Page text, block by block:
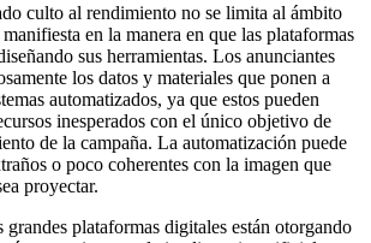
culto al rendimiento no se limita al ámbito
en la manera en que las plataformas
sus herramientas. Los anunciantes
los datos y materiales que ponen a
automatizados, ya que estos pueden
inesperados con el único objetivo de
de la campaña. La automatización puede
o poco coherentes con la imagen que
proyectar.
plataformas digitales están otorgando